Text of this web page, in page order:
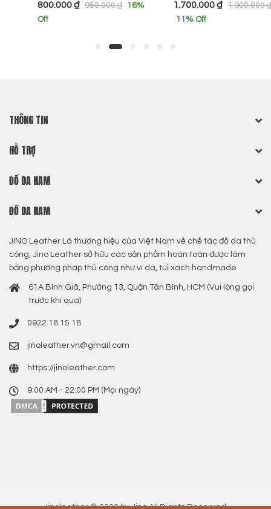
950.000₫
800.000₫ 16%
1.900.000₫
1.700.000₫
THÔNG TIN
HỖ TRỢ
ĐỒ DA NAM
ĐỒ DA NAM
JINO Leather Là thương hiệu của Việt Nam về chế tác đồ da thủ
công, Jino Leather sở hữu các sản phẩm hoàn toàn được làm
bằng phương pháp thủ công như ví da, túi xách handmade
61A Bình Giã, Phường 13, Quận Tân Bình, HCM (Vui lòng gọi
trước khi qua)
0922 18 15 18
jinoleather.vn@gmail.com
https://jinoleather.com
9:00 AM - 22:00 PM (Mọi ngày)